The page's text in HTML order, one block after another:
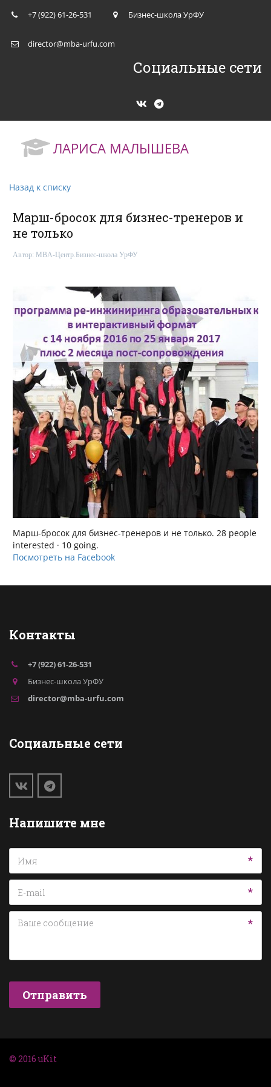
+7 (922) 61-26-531 Бизнес-школа УрФУ
director@mba-urfu.com
Социальные сети
ЛАРИСА МАЛЫШЕВА
Назад к списку
Марш-бросок для бизнес-тренеров и
не только
Автор: MBA-Центр.Бизнес-школа УрФУ
Марш-бросок для бизнес-тренеров и не только. 28 people
interested · 10 going.
Посмотреть на Facebook
Контакты
+7 (922) 61-26-531
Бизнес-школа УрФУ
director@mba-urfu.com
Социальные сети
Напишите мне
*
*
*
Отправить
© 2016 uKit